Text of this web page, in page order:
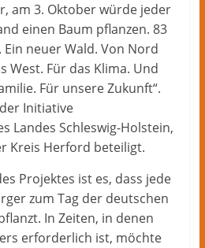
am 3. Oktober würde jeder
einen Baum pflanzen. 83
Ein neuer Wald. Von Nord
West. Für das Klima. Und
Für unsere Zukunft“.
Initiative
Landes Schleswig-Holstein,
Kreis Herford beteiligt.
Projektes ist es, dass jede
zum Tag der deutschen
In Zeiten, in denen
erforderlich ist, möchte